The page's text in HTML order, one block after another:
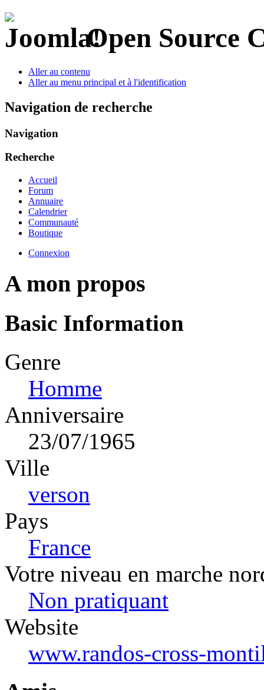
Open Source
Aller au contenu
Aller au menu principal et à l'identification
Navigation de recherche
Navigation
Recherche
Accueil
Forum
Annuaire
Calendrier
Communauté
Boutique
Connexion
A mon propos
Basic Information
Genre
Homme
Anniversaire
23/07/1965
Ville
verson
Pays
France
Votre niveau en marche
Non pratiquant
Website
www.randos-cross-